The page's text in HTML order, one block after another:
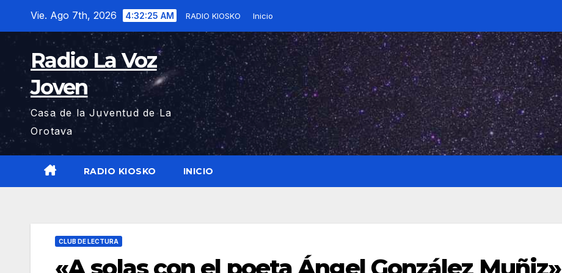
contenido
Vie. Ago 7th, 2026 4:32:26 AM RADIO KIOSKO Inicio
Radio La Voz
Joven
Casa de la Juventud de La
Orotava
RADIO KIOSKO INICIO
CLUB DE LECTURA